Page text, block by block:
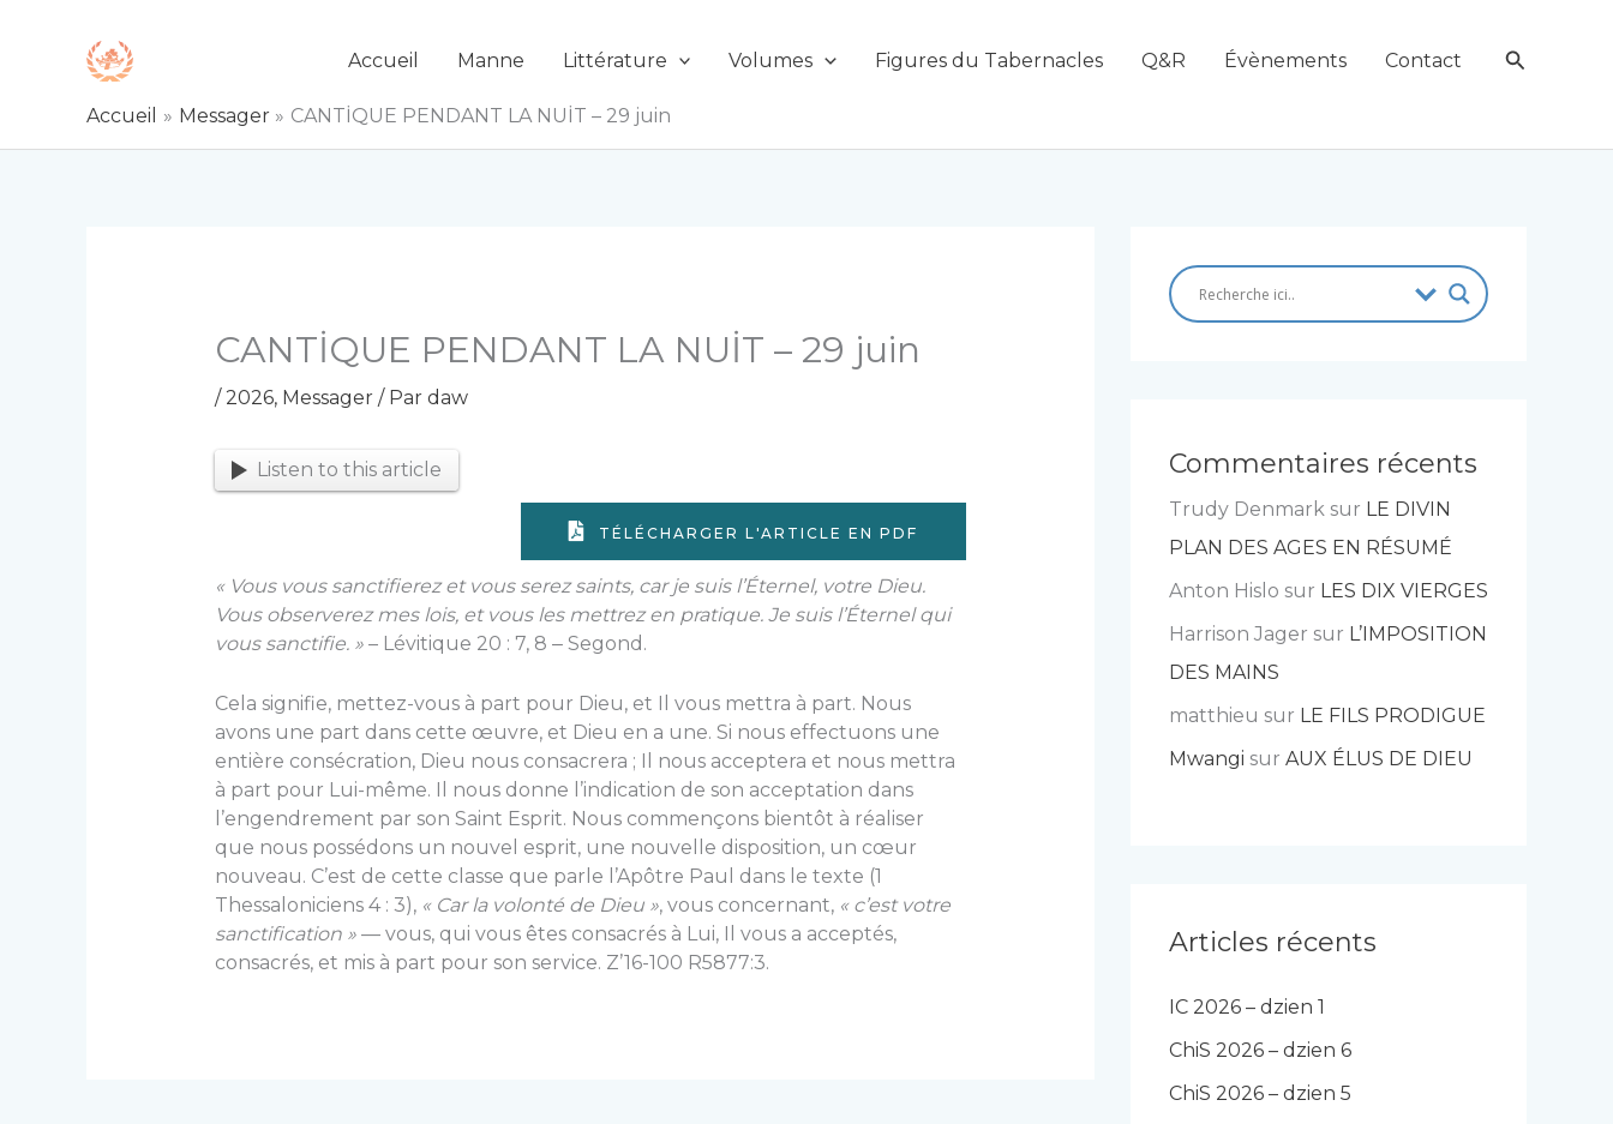
Accueil Manne Littérature Volumes Figures du Tabernacles Q&R Évènements Contact
Accueil Messager CANTİQUE PENDANT LA NUİT – 29 juin
CANTİQUE PENDANT LA NUİT – 29 juin
/ 2026, Messager/ Par daw
Listen to this article
TÉLÉCHARGER L'ARTICLE EN PDF
« Vous vous sanctifierez et vous serez saints, car je suis l’Éternel, votre Dieu.
Vous observerez mes lois, et vous les mettrez en pratique. Je suis l’Éternel qui
vous sanctifie. » – Lévitique 20 : 7, 8 ‒ Segond.
Cela signifie, mettez-vous à part pour Dieu, et Il vous mettra à part. Nous
avons une part dans cette œuvre, et Dieu en a une. Si nous effectuons une
entière consécration, Dieu nous consacrera ; Il nous acceptera et nous mettra
à part pour Lui-même. Il nous donne l’indication de son acceptation dans
l’engendrement par son Saint Esprit. Nous commençons bientôt à réaliser
que nous possédons un nouvel esprit, une nouvelle disposition, un cœur
nouveau. C’est de cette classe que parle l’Apôtre Paul dans le texte (1
Thessaloniciens 4 : 3), « Car la volonté de Dieu », vous concernant, « c’est votre
sanctification »— vous, qui vous êtes consacrés à Lui, Il vous a acceptés,
consacrés, et mis à part pour son service. Z’16-100 R5877:3.
Commentaires récents
Trudy Denmark sur LE DIVIN
PLAN DES AGES EN RÉSUMÉ
Anton Hislo sur LES DIX VIERGES
Harrison Jager sur L’IMPOSITION
DES MAINS
matthieu sur LE FILS PRODIGUE
Mwangi sur AUX ÉLUS DE DIEU
Articles récents
IC 2026 – dzien 1
ChiS 2026 – dzien 6
ChiS 2026 – dzien 5